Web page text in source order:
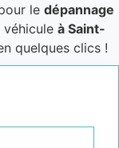
le dépannage
à Saint-
quelques clics !